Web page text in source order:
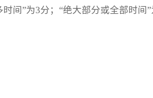
间”为3分；“绝大部分或全部时间”